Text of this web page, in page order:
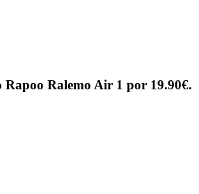
Ralemo Air 1 por 19.90€.